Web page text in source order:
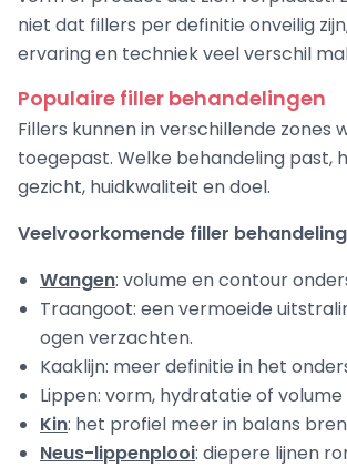
niet dat fillers per definitie onveilig
ervaring en techniek veel verschil
Populaire filler behandelingen
Fillers kunnen in verschillende zones
toegepast. Welke behandeling past,
gezicht, huidkwaliteit en doel.
Veelvoorkomende filler
Wangen: volume en contour
Traangoot: een vermoeide
ogen verzachten.
Kaaklijn: meer definitie in het
Lippen: vorm, hydratatie of
Kin: het profiel meer in balans
Neus-lippenplooi: diepere lijnen